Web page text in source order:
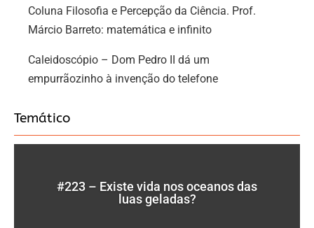
Coluna Filosofia e Percepção da Ciência. Prof.
Márcio Barreto: matemática e infinito
Caleidoscópio – Dom Pedro II dá um
empurrãozinho à invenção do telefone
Temático
#223 – Existe vida nos oceanos das
luas geladas?